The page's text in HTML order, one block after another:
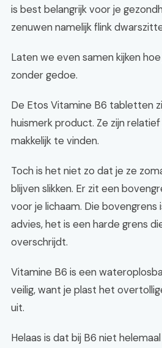
is best belangrijk voor je
zenuwen namelijk flink
Laten we even samen kijken
zonder gedoe.
De Etos Vitamine B6 tabletten
huismerk product. Ze zijn
makkelijk te vinden.
Toch is het niet zo dat je ze
blijven slikken. Er zit een
voor je lichaam. Die bovengrens
advies, het is een harde grens
overschrijdt.
Vitamine B6 is een
veilig, want je plast het
uit.
Helaas is dat bij B6 niet